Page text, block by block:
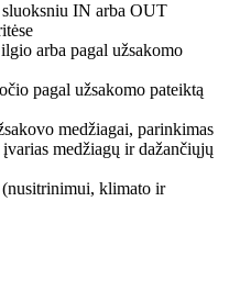
sluoksniu IN arba OUT
arba pagal užsakomo
pagal užsakomo pateiktą
medžiagai, parinkimas
medžiagų ir dažančiųjų
(nusitrinimui, klimato ir